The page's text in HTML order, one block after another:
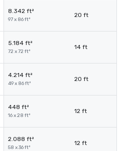
8.342 ft²
97 x 86 ft²
20 ft
5.184 ft²
72 x 72 ft²
14 ft
4.214 ft²
49 x 86 ft²
20 ft
448 ft²
16 x 28 ft²
12 ft
2.088 ft²
58 x 36 ft²
12 ft